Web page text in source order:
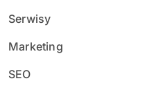
Serwisy
Marketing
SEO